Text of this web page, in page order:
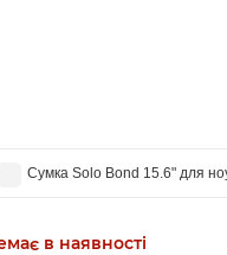
Сумка Solo Bond 15.6" для
в наявності